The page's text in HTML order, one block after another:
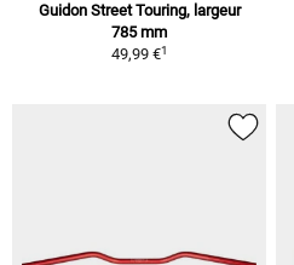
Guidon Street Touring, largeur
785 mm
49,99 €1